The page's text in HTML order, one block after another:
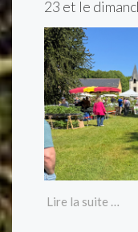
23 et le
Lire la suite …